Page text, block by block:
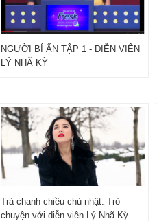
NGƯỜI BÍ ẨN TẬP 1 - DIỄN VIÊN
LÝ NHÃ KỲ
Trà chanh chiều chủ nhật: Trò
chuyện với diễn viên Lý Nhã Kỳ